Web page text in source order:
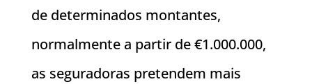
de determinados montantes,
normalmente a partir de €1.000.000,
as seguradoras pretendem mais